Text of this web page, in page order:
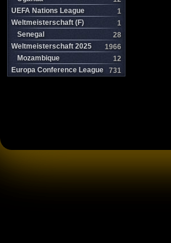
UEFA Nations League
1
Weltmeisterschaft (F)
1
Senegal
28
Weltmeisterschaft 2025
1966
Mozambique
12
Europa Conference League
731